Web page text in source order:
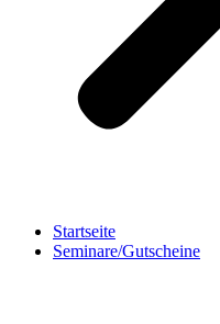
Startseite
Seminare/Gutscheine